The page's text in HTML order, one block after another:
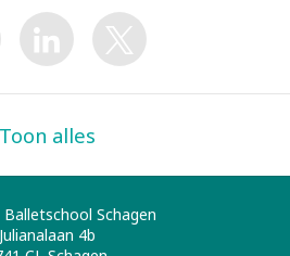
Toon alles
Schagen
Julianalaan 4b